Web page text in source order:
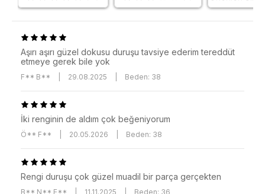
Aşırı aşırı güzel dokusu duruşu tavsiye ederim tereddüt
etmeye gerek bile yok
F** B** 29.08.2025 Beden: 38
İki renginin de aldım çok beğeniyorum
Ö** F** 20.05.2026 Beden: 38
Rengi duruşu çok güzel muadil bir parça gerçekten
B** N** E** 11.11.2025 Beden: 36